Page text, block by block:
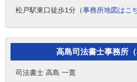
松戸駅東口徒歩1分（事務所地図はこ
高島司法書士事務所（
司法書士 高島 一寛